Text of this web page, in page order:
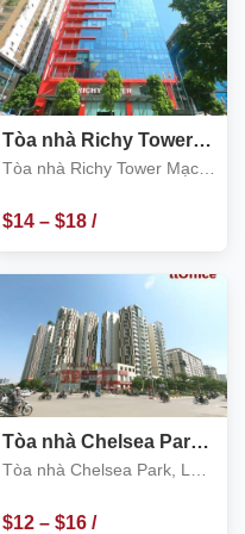
Tòa nhà Richy Tower
Mạc Thái Tổ, Cầu Giấy
Tòa nhà Richy Tower Mạc
$14– $18/
m2
Tòa nhà Chelsea Park,
Lô E1, Trung Kính, Cầu
Tòa nhà Chelsea Park, Lô
$12– $16/